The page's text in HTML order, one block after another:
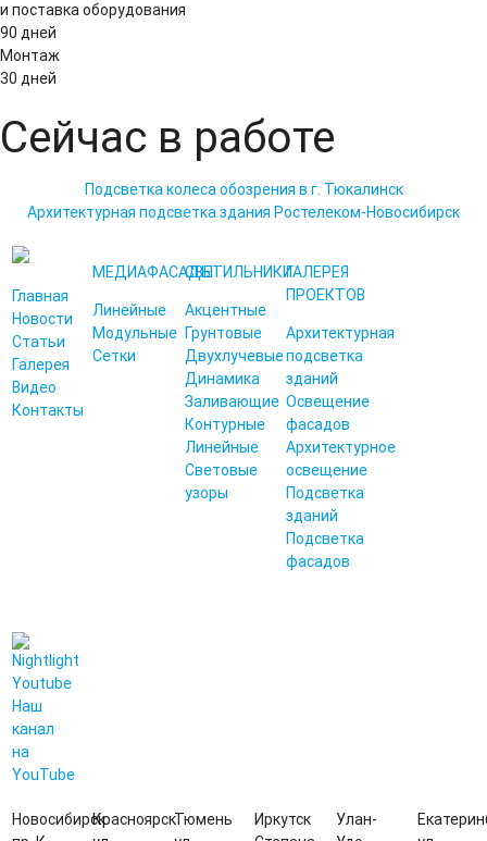
и поставка оборудования
90 дней
Монтаж
30 дней
Сейчас в работе
Подсветка колеса обозрения в г. Тюкалинск
Архитектурная подсветка здания Ростелеком-Новосибирск
Главная
Новости
Статьи
Галерея
Видео
Контакты
МЕДИАФАСАДЫ
Линейные
Модульные
Сетки
СВЕТИЛЬНИКИ
Акцентные
Грунтовые
Двухлучевые
Динамика
Заливающие
Контурные
Линейные
Световые
узоры
ГАЛЕРЕЯ
ПРОЕКТОВ
Архитектурная
подсветка
зданий
Освещение
фасадов
Архитектурное
освещение
Подсветка
зданий
Подсветка
фасадов
Наш
канал
на
YouTube
НовосибирскКрасноярскТюмень
Иркутск
Улан-